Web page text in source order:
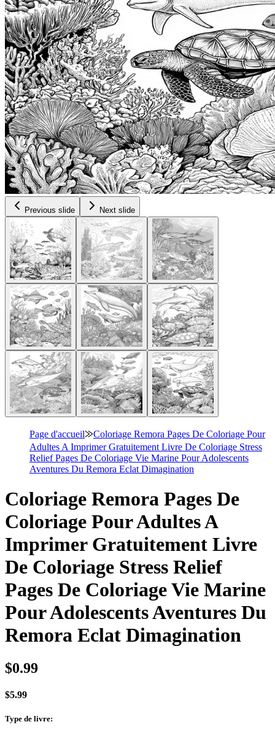
Previous slide Next slide
Page d'accueil⨠Coloriage Remora Pages De Coloriage Pour
Adultes A Imprimer Gratuitement Livre De Coloriage Stress
Relief Pages De Coloriage Vie Marine Pour Adolescents
Aventures Du Remora Eclat Dimagination
Coloriage Remora Pages De
Coloriage Pour Adultes A
Imprimer Gratuitement Livre
De Coloriage Stress Relief
Pages De Coloriage Vie Marine
Pour Adolescents Aventures Du
Remora Eclat Dimagination
$0.99
$5.99
Type de livre: